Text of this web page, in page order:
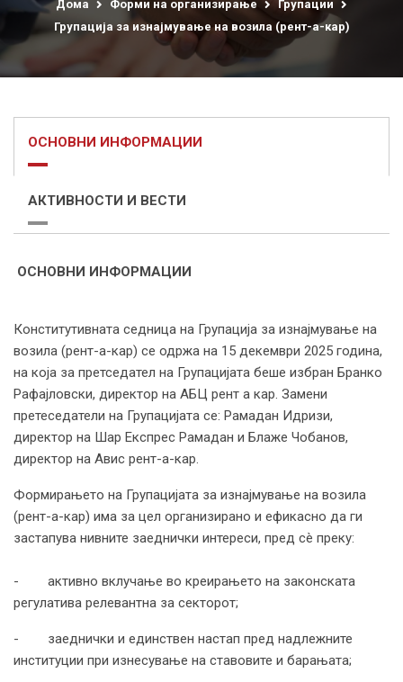
Дома Форми на организирање
Групации
Групација за изнајмување на возила (рент-а-кар)
ОСНОВНИ ИНФОРМАЦИИ
АКТИВНОСТИ И ВЕСТИ
ОСНОВНИ ИНФОРМАЦИИ
Конститутивната седница на Групација за изнајмување на
возила (рент-а-кар) се одржа на 15 декември 2025 година,
на која за претседател на Групацијата беше избран Бранко
Рафајловски, директор на АБЦ рент а кар. Замени
претеседатели на Групацијата се: Рамадан Идризи,
директор на Шар Експрес Рамадан и Блаже Чобанов,
директор на Авис рент-а-кар.
Формирањето на Групацијата за изнајмување на возила
(рент-а-кар) има за цел организирано и ефикасно да ги
застапува нивните заеднички интереси, пред сè преку:
- активно вклучање во креирањето на законската
регулатива релевантна за секторот;
- заеднички и единствен настап пред надлежните
институции при изнесување на ставовите и барањата;